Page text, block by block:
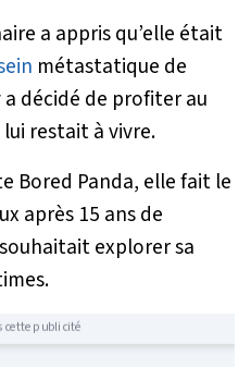
a appris qu’elle était
métastatique de
décidé de profiter au
restait à vivre.
Bored Panda, elle fait le
après 15 ans de
explorer sa
cette publicité